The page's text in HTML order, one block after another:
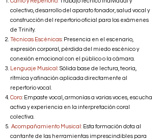
colectivo, desarrollo del aparato fonador, salud vocal y
construcción del repertorio oficial para los exámenes
de Trinity.
Técnicas Escénicas: Presencia en el escenario,
expresión corporal, pérdida del miedo escénico y
conexión emocional con el público o la cámara.
Lenguaje Musical: Sólida base de lectura, teoría,
rítmica y afinación aplicada directamente al
repertorio vocal.
Coro: Empaste vocal, armonías a varias voces, escucha
activa y experiencia en la interpretación coral
colectiva.
Acompañamiento Musical: Esta formación dota al
cantante de las herramientas imprescindibles para